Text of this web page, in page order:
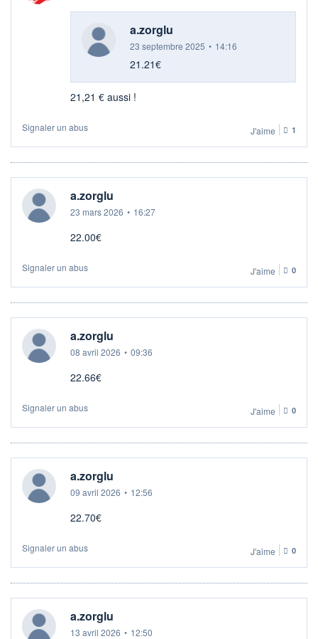
a.zorglu
23 septembre 2025 • 14:16
21.21€
21,21 € aussi !
Signaler un abus J'aime 1
a.zorglu
23 mars 2026 • 16:27
22.00€
Signaler un abus J'aime 0
a.zorglu
08 avril 2026 • 09:36
22.66€
Signaler un abus J'aime 0
a.zorglu
09 avril 2026 • 12:56
22.70€
Signaler un abus J'aime 0
a.zorglu
13 avril 2026 • 12:50